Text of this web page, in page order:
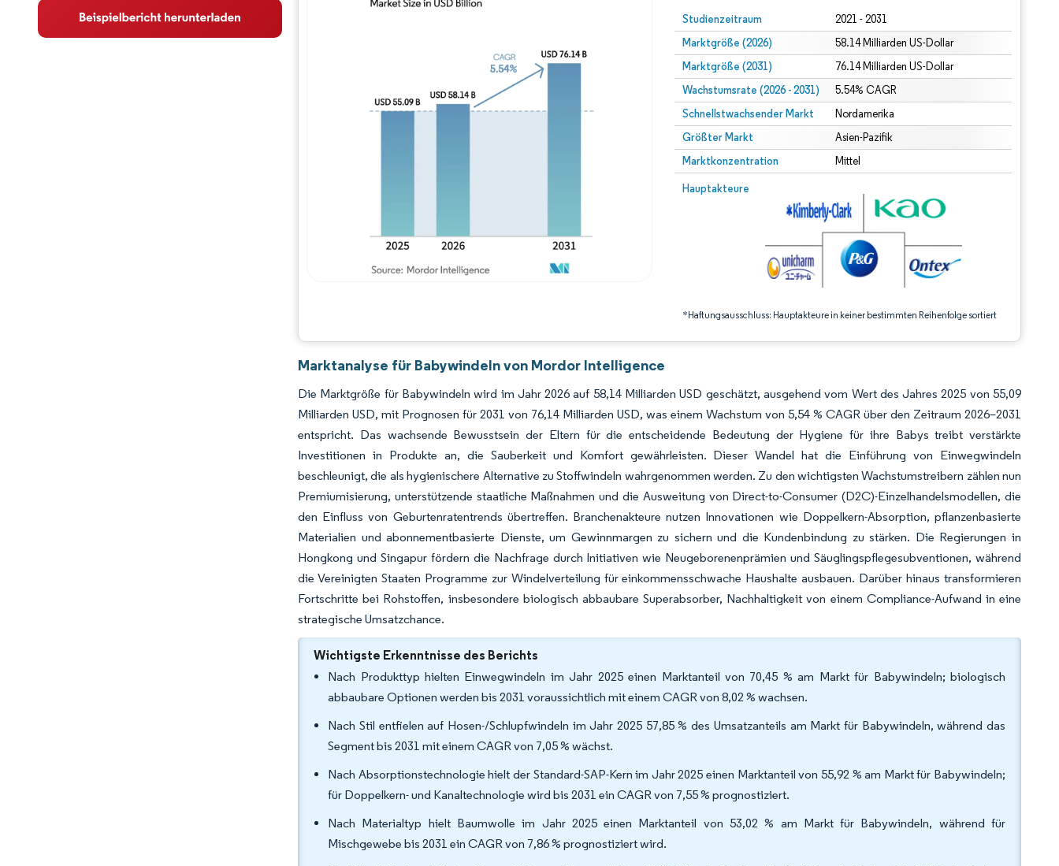
Trends und Einblicke Studienzeitraum 2021 - 2031
Marktgröße (2026) 58.14 Milliarden US-Dollar
Marktgröße (2031) 76.14 Milliarden US-Dollar
Wachstumsrate (2026 - 2031) 5.54% CAGR
Schnellstwachsender Markt Nordamerika
Größter Markt Asien-Pazifik
Marktkonzentration Mittel
Hauptakteure
*Haftungsausschluss: Hauptakteure in keiner bestimmten Reihenfolge sortiert
Bild © Mordor Intelligence. Wiederverwendung erfordert Namensnennung gemäß CC BY 4.0.
Bild © Mordor Intelligence. Wiederverwendung erfordert Namensnennung gemäß CC BY 4.0.
Marktanalyse für Babywindeln von Mordor Intelligence
Die Marktgröße für Babywindeln wird im Jahr 2026 auf 58,14 Milliarden USD geschätzt, ausgehend vom Wert des Jahres 2025 von 55,09
Milliarden USD, mit Prognosen für 2031 von 76,14 Milliarden USD, was einem Wachstum von 5,54 % CAGR über den Zeitraum 2026–2031
entspricht. Das wachsende Bewusstsein der Eltern für die entscheidende Bedeutung der Hygiene für ihre Babys treibt verstärkte
Investitionen in Produkte an, die Sauberkeit und Komfort gewährleisten. Dieser Wandel hat die Einführung von Einwegwindeln
beschleunigt, die als hygienischere Alternative zu Stoffwindeln wahrgenommen werden. Zu den wichtigsten Wachstumstreibern zählen nun
Premiumisierung, unterstützende staatliche Maßnahmen und die Ausweitung von Direct-to-Consumer (D2C)-Einzelhandelsmodellen, die
den Einfluss von Geburtenratentrends übertreffen. Branchenakteure nutzen Innovationen wie Doppelkern-Absorption, pflanzenbasierte
Materialien und abonnementbasierte Dienste, um Gewinnmargen zu sichern und die Kundenbindung zu stärken. Die Regierungen in
Hongkong und Singapur fördern die Nachfrage durch Initiativen wie Neugeborenenprämien und Säuglingspflegesubventionen, während
die Vereinigten Staaten Programme zur Windelverteilung für einkommensschwache Haushalte ausbauen. Darüber hinaus transformieren
Fortschritte bei Rohstoffen, insbesondere biologisch abbaubare Superabsorber, Nachhaltigkeit von einem Compliance-Aufwand in eine
strategische Umsatzchance.
Wichtigste Erkenntnisse des Berichts
Nach Produkttyp hielten Einwegwindeln im Jahr 2025 einen Marktanteil von 70,45 % am Markt für Babywindeln; biologisch
abbaubare Optionen werden bis 2031 voraussichtlich mit einem CAGR von 8,02 % wachsen.
Nach Stil entfielen auf Hosen-/Schlupfwindeln im Jahr 2025 57,85 % des Umsatzanteils am Markt für Babywindeln, während das
Segment bis 2031 mit einem CAGR von 7,05 % wächst.
Nach Absorptionstechnologie hielt der Standard-SAP-Kern im Jahr 2025 einen Marktanteil von 55,92 % am Markt für Babywindeln;
für Doppelkern- und Kanaltechnologie wird bis 2031 ein CAGR von 7,55 % prognostiziert.
Nach Materialtyp hielt Baumwolle im Jahr 2025 einen Marktanteil von 53,02 % am Markt für Babywindeln, während für
Mischgewebe bis 2031 ein CAGR von 7,86 % prognostiziert wird.